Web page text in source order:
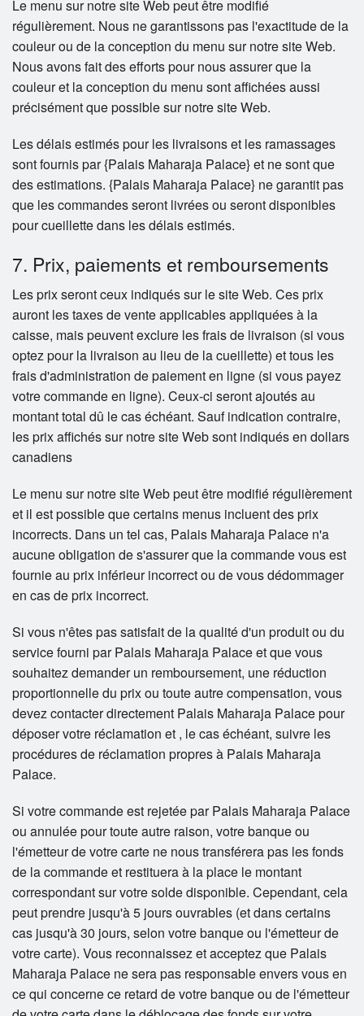
Le menu sur notre site Web peut être modifié
régulièrement. Nous ne garantissons pas l'exactitude de la
couleur ou de la conception du menu sur notre site Web.
Nous avons fait des efforts pour nous assurer que la
couleur et la conception du menu sont affichées aussi
précisément que possible sur notre site Web.
Les délais estimés pour les livraisons et les ramassages
sont fournis par {Palais Maharaja Palace} et ne sont que
des estimations. {Palais Maharaja Palace} ne garantit pas
que les commandes seront livrées ou seront disponibles
pour cueillette dans les délais estimés.
7. Prix, paiements et remboursements
Les prix seront ceux indiqués sur le site Web. Ces prix
auront les taxes de vente applicables appliquées à la
caisse, mais peuvent exclure les frais de livraison (si vous
optez pour la livraison au lieu de la cueillette) et tous les
frais d'administration de paiement en ligne (si vous payez
votre commande en ligne). Ceux-ci seront ajoutés au
montant total dû le cas échéant. Sauf indication contraire,
les prix affichés sur notre site Web sont indiqués en dollars
canadiens
Le menu sur notre site Web peut être modifié régulièrement
et il est possible que certains menus incluent des prix
incorrects. Dans un tel cas, Palais Maharaja Palace n'a
aucune obligation de s'assurer que la commande vous est
fournie au prix inférieur incorrect ou de vous dédommager
en cas de prix incorrect.
Si vous n'êtes pas satisfait de la qualité d'un produit ou du
service fourni par Palais Maharaja Palace et que vous
souhaitez demander un remboursement, une réduction
proportionnelle du prix ou toute autre compensation, vous
devez contacter directement Palais Maharaja Palace pour
déposer votre réclamation et , le cas échéant, suivre les
procédures de réclamation propres à Palais Maharaja
Palace.
Si votre commande est rejetée par Palais Maharaja Palace
ou annulée pour toute autre raison, votre banque ou
l'émetteur de votre carte ne nous transférera pas les fonds
de la commande et restituera à la place le montant
correspondant sur votre solde disponible. Cependant, cela
peut prendre jusqu'à 5 jours ouvrables (et dans certains
cas jusqu'à 30 jours, selon votre banque ou l'émetteur de
votre carte). Vous reconnaissez et acceptez que Palais
Maharaja Palace ne sera pas responsable envers vous en
ce qui concerne ce retard de votre banque ou de l'émetteur